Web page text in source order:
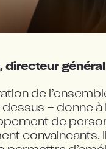
directeur
de
dessus – donne
de
convaincants.